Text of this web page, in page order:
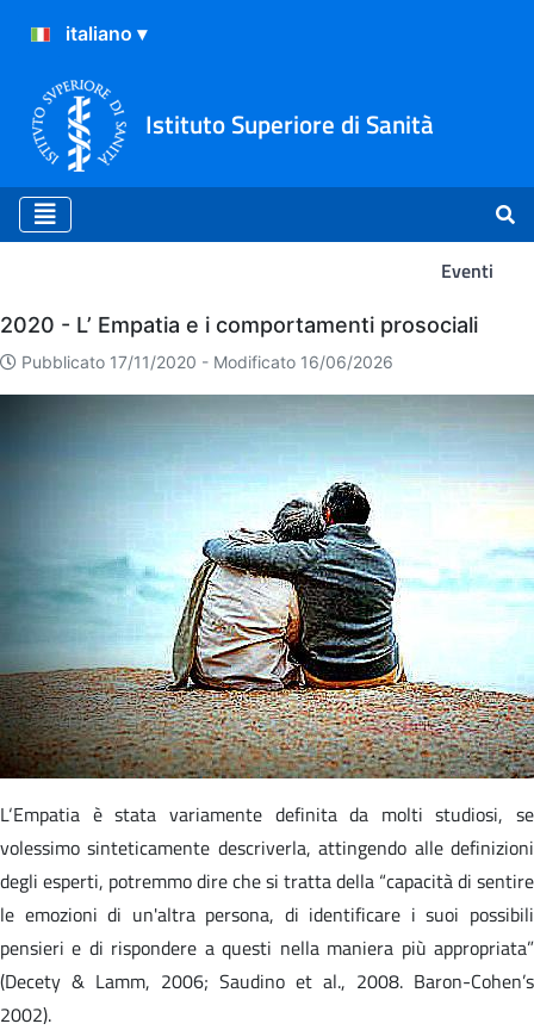
Istituto Superiore di Sanità
Eventi
Eventi
2020 - L’ Empatia e i comportamenti prosociali
Pubblicato 17/11/2020 - Modificato 16/06/2026
L‘Empatia è stata variamente definita da molti studiosi, se
volessimo sinteticamente descriverla, attingendo alle definizioni
degli esperti, potremmo dire che si tratta della “capacità di sentire
le emozioni di un'altra persona, di identificare i suoi possibili
pensieri e di rispondere a questi nella maniera più appropriata”
(Decety & Lamm, 2006; Saudino et al., 2008. Baron-Cohen’s
2002).